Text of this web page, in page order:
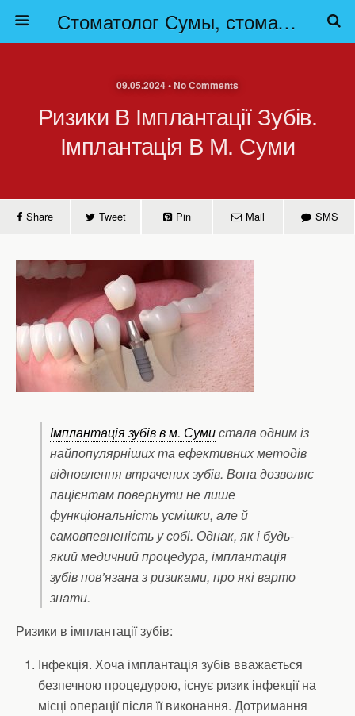
Стоматолог Сумы, стоматологические клиники Сумы, детская стоматология в Сумах. | Частная стоматология Сумы
09.05.2024 • No Comments
Ризики В Імплантації Зубів.
Імплантація В М. Суми
Share Tweet Pin Mail SMS
Імплантація зубів в м. Сумистала одним із
найпопулярніших та ефективних методів
відновлення втрачених зубів. Вона дозволяє
пацієнтам повернути не лише
функціональність усмішки, але й
самовпевненість у собі. Однак, як і будь-
який медичний процедура, імплантація
зубів пов’язана з ризиками, про які варто
знати.
Ризики в імплантації зубів:
Інфекція. Хоча імплантація зубів вважається
безпечною процедурою, існує ризик інфекції на
місці операції після її виконання. Дотримання